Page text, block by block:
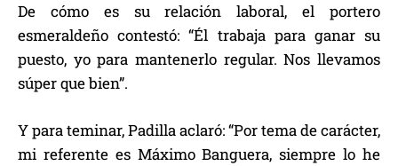
De cómo es su relación laboral, el portero
esmeraldeño contestó: “Él trabaja para ganar su
puesto, yo para mantenerlo regular. Nos llevamos
súper que bien”.
Y para teminar, Padilla aclaró: “Por tema de carácter,
mi referente es Máximo Banguera, siempre lo he